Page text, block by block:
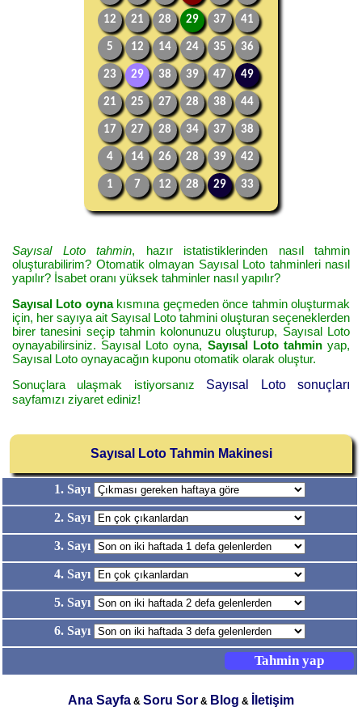
12 21 28 29 37 41
5 12 14 24 35 36
23 29 38 39 47 49
21 25 27 28 38 44
17 27 28 34 37 38
4 14 26 28 39 42
1 7 12 28 29 33
Sayısal Loto tahmin, hazır istatistiklerinden nasıl tahmin
oluşturabilirim? Otomatik olmayan Sayısal Loto tahminleri nasıl
yapılır? İsabet oranı yüksek tahminler nasıl yapılır?
Sayısal Loto oynakısmına geçmeden önce tahmin oluşturmak
için, her sayıya ait Sayısal Loto tahmini oluşturan seçeneklerden
birer tanesini seçip tahmin kolonunuzu oluşturup, Sayısal Loto
oynayabilirsiniz. Sayısal Loto oyna, Sayısal Loto tahminyap,
Sayısal Loto oynayacağın kuponu otomatik olarak oluştur.
Sonuçlara ulaşmak istiyorsanız Sayısal Loto sonuçları
sayfamızı ziyaret ediniz!
Sayısal Loto Tahmin Makinesi
1. Sayı
2. Sayı
3. Sayı
4. Sayı
5. Sayı
6. Sayı
Ana Sayfa& Soru Sor& Blog & İletişim